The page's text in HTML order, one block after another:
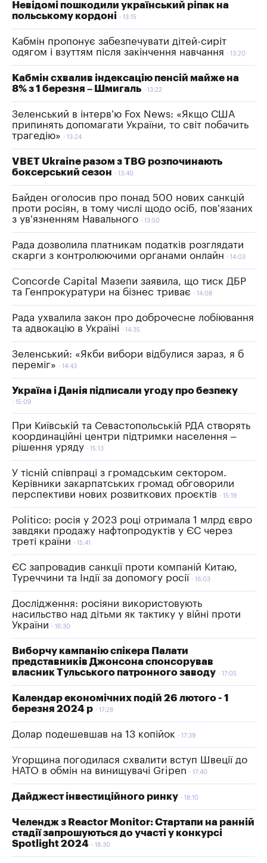
Невідомі пошкодили український ріпак на
польському кордоні
13:15
Кабмін пропонує забезпечувати дітей-сиріт
одягом і взуттям після закінчення навчання
13:20
Кабмін схвалив індексацію пенсій майже на
8% з 1 березня – Шмигаль
13:22
Зеленський в інтерв’ю Fox News: «Якщо США
припинять допомагати України, то світ побачить
трагедію»
13:24
VBET Ukraine разом з TBG розпочинають
боксерський сезон
13:40
Байден оголосив про понад 500 нових санкцій
проти росіян, в тому числі щодо осіб, пов'язаних
з ув'язненням Навального
13:50
Рада дозволила платникам податків розглядати
скарги з контролюючими органами онлайн
14:03
Concorde Capital Мазепи заявила, що тиск ДБР
та Генпрокуратури на бізнес триває
14:08
Рада ухвалила закон про доброчесне лобіювання
та адвокацію в Україні
14:35
Зеленський: «Якби вибори відбулися зараз, я б
переміг»
14:43
Україна і Данія підписали угоду про безпеку
15:09
При Київській та Севастопольській РДА створять
координаційні центри підтримки населення –
рішення уряду
15:13
У тісній співпраці з громадським сектором.
Керівники закарпатських громад обговорили
перспективи нових розвиткових проєктів
15:19
Politico: росія у 2023 році отримала 1 млрд євро
завдяки продажу нафтопродуктів у ЄС через
треті країни
15:41
ЄС запровадив санкції проти компаній Китаю,
Туреччини та Індії за допомогу росії
16:03
Дослідження: росіяни використовують
насильство над дітьми як тактику у війні проти
України
16:30
Виборчу кампанію спікера Палати
представників Джонсона спонсорував
власник Тульського патронного заводу
17:05
Календар економічних подій 26 лютого - 1
березня 2024 р
17:28
Долар подешевшав на 13 копійок 17:39
Угорщина погодилася схвалити вступ Швеції до
НАТО в обмін на винищувачі Gripen
17:40
Дайджест інвестиційного ринку 18:10
Челендж з Reactor Monitor: Стартапи на ранній
стадії запрошуються до участі у конкурсі
Spotlight 2024
18:30